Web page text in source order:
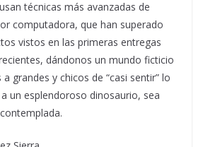
técnicas más avanzadas de
computadora, que han superado
vistos en las primeras entregas
dándonos un mundo ficticio
grandes y chicos de “casi sentir” lo
un esplendoroso dinosaurio, sea